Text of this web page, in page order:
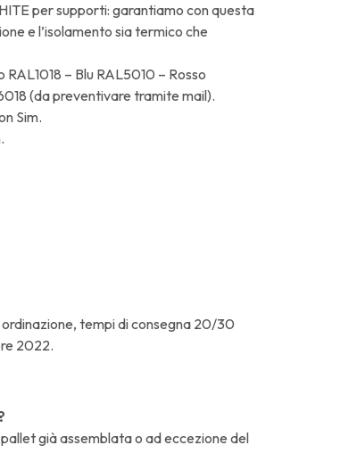
per supporti: garantiamo con questa
e l’isolamento sia termico che
– Blu RAL5010 – Rosso
(da preventivare tramite mail).
Sim.
tempi di consegna 20/30
2022.
già assemblata o ad eccezione del